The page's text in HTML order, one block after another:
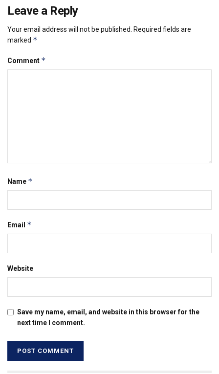
Leave a Reply
Your email address will not be published. Required fields are
marked *
Comment *
Name *
Email *
Website
Save my name, email, and website in this browser for the
next time I comment.